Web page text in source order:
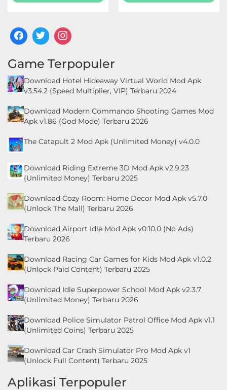
Game Terpopuler
Download Hotel Hideaway Virtual World Mod Apk
v3.54.2 (Speed Multiplier, VIP) Terbaru 2024
Download Modern Commando Shooting Games Mod
Apk v1.86 (God Mode) Terbaru 2026
The Catapult 2 Mod Apk (Unlimited Money) v4.0.0
Download Riding Extreme 3D Mod Apk v2.9.23
(Unlimited Money) Terbaru 2025
Download Cozy Room: Home Decor Mod Apk v5.7.0
(Unlock The Mall) Terbaru 2026
Download Airport Idle Mod Apk v0.10.0 (No Ads)
Terbaru 2026
Download Racing Car Games for Kids Mod Apk v1.0.2
(Unlock Paid Content) Terbaru 2025
Download Idle Superpower School Mod Apk v2.3.7
(Unlimited Money) Terbaru 2026
Download Police Simulator Patrol Office Mod Apk v1.1
(Unlimited Coins) Terbaru 2025
Download Car Crash Simulator Pro Mod Apk v1
(Unlock Full Content) Terbaru 2025
Aplikasi Terpopuler